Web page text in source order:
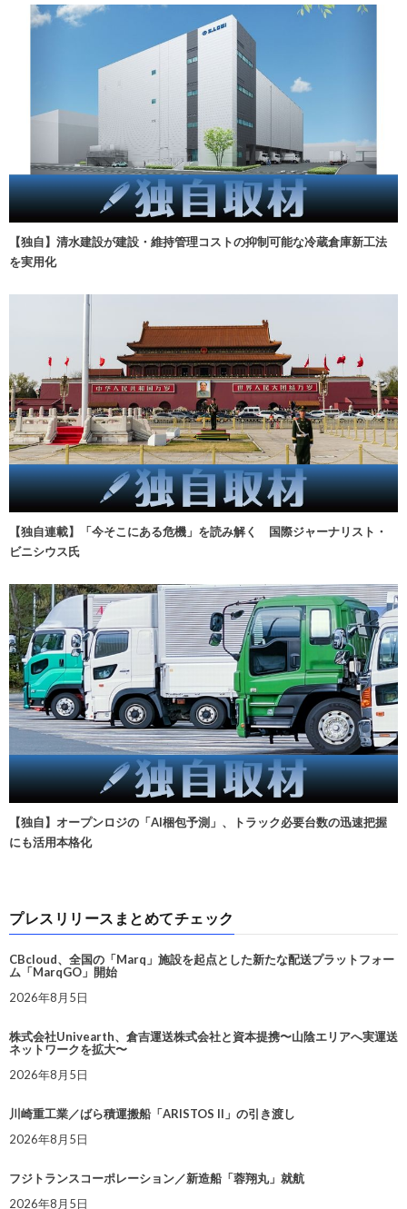
【独自】清水建設が建設・維持管理コストの抑制可能な冷蔵倉庫新工法
を実用化
【独自連載】「今そこにある危機」を読み解く 国際ジャーナリスト・
ビニシウス氏
【独自】オープンロジの「AI梱包予測」、トラック必要台数の迅速把握
にも活用本格化
プレスリリースまとめてチェック
CBcloud、全国の「Marq」施設を起点とした新たな配送プラットフォー
ム「MarqGO」開始
2026年8月5日
株式会社Univearth、倉吉運送株式会社と資本提携〜山陰エリアへ実運送
ネットワークを拡大〜
2026年8月5日
川崎重工業／ばら積運搬船「ARISTOS II」の引き渡し
2026年8月5日
フジトランスコーポレーション／新造船「蓉翔丸」就航
2026年8月5日